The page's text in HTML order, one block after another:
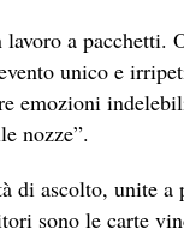
lavoro a pacchetti.
unico e
emozioni
nozze”.
di ascolto, unite a
sono le carte